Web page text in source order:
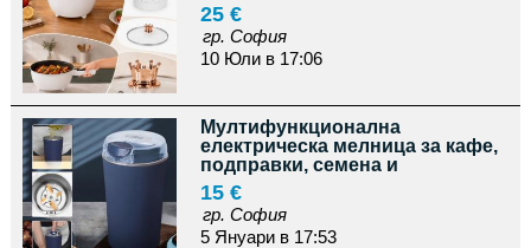
25 €
гр. София
10 Юли в 17:06
Мултифункционална
електрическа мелница за кафе,
подправки, семена и
15 €
гр. София
5 Януари в 17:53